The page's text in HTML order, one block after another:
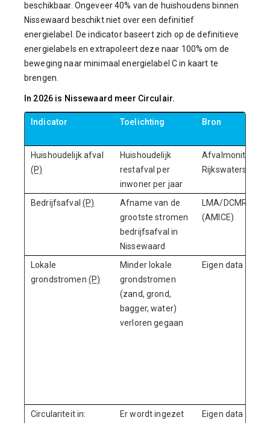
beschikbaar. Ongeveer 40% van de huishoudens binnen
Nissewaard beschikt niet over een definitief
energielabel. De indicator baseert zich op de definitieve
energielabels en extrapoleert deze naar 100% om de
beweging naar minimaal energielabel C in kaart te
brengen.
In 2026 is Nissewaard meer Circulair.
Indicator Toelichting Bron
Huishoudelijk afval
(P)
Huishoudelijk
restafval per
inwoner per jaar
Afvalmonitor
Rijkswaterstaat
Bedrijfsafval (P)
Afname van de
grootste stromen
bedrijfsafval in
Nissewaard
LMA/DCMR
(AMICE)
Lokale
grondstromen (P)
Minder lokale
grondstromen
(zand, grond,
bagger, water)
verloren gegaan
Eigen data
Circulariteit in:
Er wordt ingezet
Eigen data